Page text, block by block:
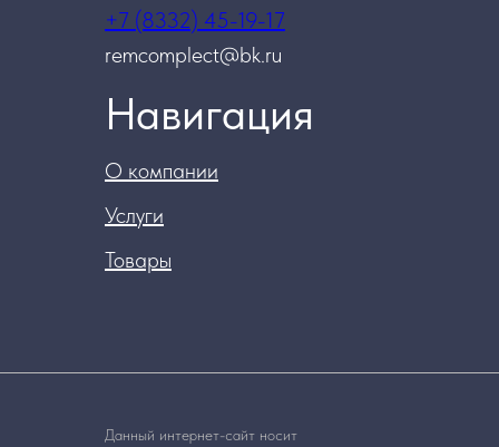
Навигация
+7 (8332) 45-19-17
remcomplect@bk.ru
О компании
Услуги
Товары
Данный интернет-сайт носит